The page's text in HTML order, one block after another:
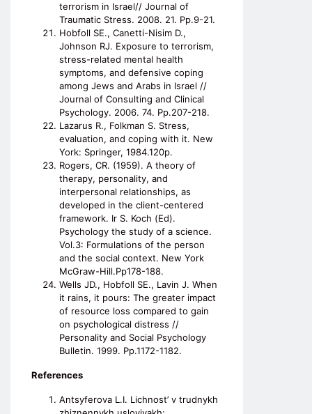
terrorism in Israel// Journal of
Traumatic Stress. 2008. 21. Pp.9-21.
Hobfoll SE., Canetti-Nisim D.,
Johnson RJ. Exposure to terrorism,
stress-related mental health
symptoms, and defensive coping
among Jews and Arabs in Israel //
Journal of Consulting and Clinical
Psychology. 2006. 74. Pp.207-218.
Lazarus R., Folkman S. Stress,
evaluation, and coping with it. New
York: Springer, 1984.120p.
Rogers, CR. (1959). A theory of
therapy, personality, and
interpersonal relationships, as
developed in the client-centered
framework. Ir S. Koch (Ed).
Psychology the study of a science.
Vol.3: Formulations of the person
and the social context. New York
McGraw-Hill.Pp178-188.
Wells JD., Hobfoll SE., Lavin J. When
it rains, it pours: The greater impact
of resource loss compared to gain
on psychological distress //
Personality and Social Psychology
Bulletin. 1999. Pp.1172-1182.
References
Antsyferova L.I. Lichnost’ v trudnykh